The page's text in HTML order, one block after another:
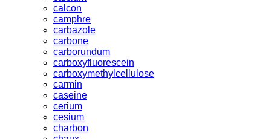
calcon
camphre
carbazole
carbone
carborundum
carboxyfluorescein
carboxymethylcellulose
carmin
caseine
cerium
cesium
charbon